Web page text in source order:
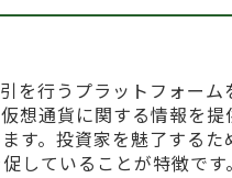
を行うプラットフォー
想通貨に関する情報を
す。投資家を魅了するた
していることが特徴です。